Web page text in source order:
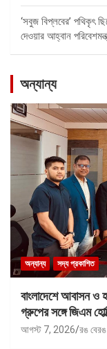
‘সবুজ বিপ্লবের’ পথিকৃৎ
দেওয়ার আহ্বান
অন্যান্য
অন্যান্য সদ্য প্রকাশিত
বাংলাদেশে আবাসন ও
গ্রুপের সঙ্গে জিএম
আগস্ট 7, 2026 রঙ